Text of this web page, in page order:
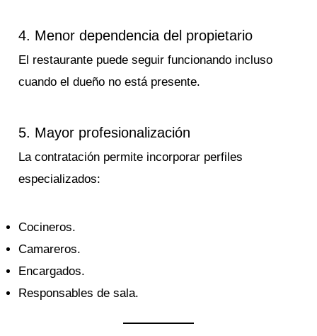
4. Menor dependencia del propietario
El restaurante puede seguir funcionando incluso
cuando el dueño no está presente.
5. Mayor profesionalización
La contratación permite incorporar perfiles
especializados:
Cocineros.
Camareros.
Encargados.
Responsables de sala.